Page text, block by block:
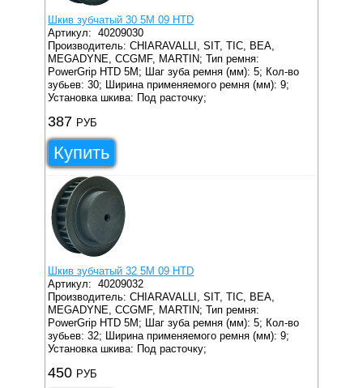
Шкив зубчатый 30 5M 09 HTD
Артикул:40209030
Производитель: CHIARAVALLI, SIT, TIC, BEA,
MEGADYNE, CCGMF, MARTIN; Тип ремня:
PowerGrip HTD 5M; Шаг зуба ремня (мм): 5; Кол-во
зубьев: 30; Ширина применяемого ремня (мм): 9;
Установка шкива: Под расточку;
387 РУБ
Купить
Шкив зубчатый 32 5M 09 HTD
Артикул:40209032
Производитель: CHIARAVALLI, SIT, TIC, BEA,
MEGADYNE, CCGMF, MARTIN; Тип ремня:
PowerGrip HTD 5M; Шаг зуба ремня (мм): 5; Кол-во
зубьев: 32; Ширина применяемого ремня (мм): 9;
Установка шкива: Под расточку;
450 РУБ